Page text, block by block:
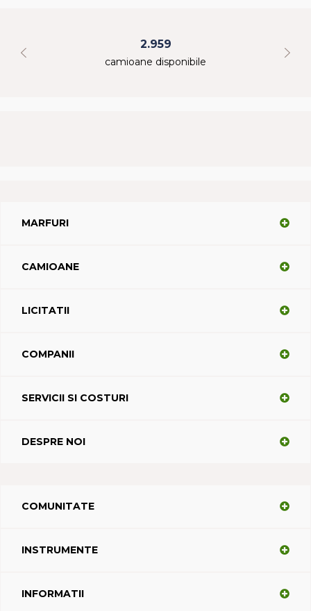
2.959
camioane disponibile
MARFURI
CAMIOANE
LICITATII
COMPANII
SERVICII SI COSTURI
DESPRE NOI
COMUNITATE
INSTRUMENTE
INFORMATII